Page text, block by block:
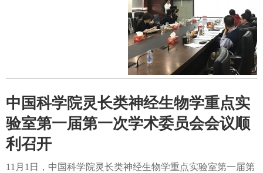
中国科学院灵长类神经生物学重点实
验室第一届第一次学术委员会会议顺
利召开
11月1日，中国科学院灵长类神经生物学重点实验室第一届第